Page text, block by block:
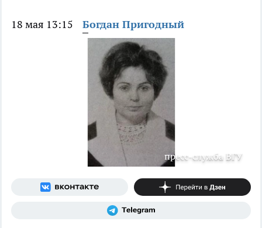
18 мая 13:15 Богдан Пригодный
пресс-служба ВГУ